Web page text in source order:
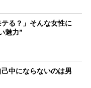
テる？」そんな女性に
魅力”
中にならないのは男